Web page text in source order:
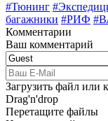
#Тюнинг
багажники #РИФ
Комментарии
Ваш комментарий
Загрузить файл или
Drag'n'drop
Перетащите файлы